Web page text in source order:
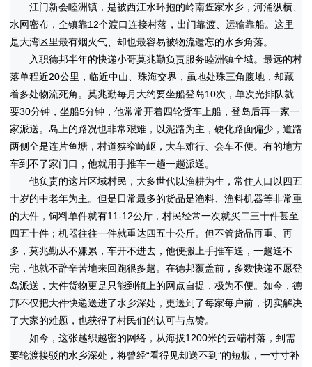
江门新会睦洲镇，是被西江水环抱的岭南疍家水乡，河涌纵横、
水网密布，全镇靠12个渡口连接村落，出门靠渡、运输靠船。这里
是大湾区里最有烟火气、却也最容易被物流遗忘的水乡角落。
入职德邦半年的快递小哥莫兆勤负责服务睦洲镇全域。最远的村
落单程近20公里，临近中山、珠海交界，虽地处珠三角腹地，却藏
着多处物流死角。莫兆勤每月大约要坐船登岛10次，单次光排队就
要30分钟，坐船5分钟，他常常开着四轮货车上船，登岛后再一家一
家派送。岛上的路况也非常艰难，以泥路为主，硬化路面偏少，道路
两侧全是连片鱼塘，村道狭窄崎岖，大车难行、会车不便。有的地方
车到不了家门口，他就用手推车一趟一趟派送。
他负责的这片区域村民，大多世代以渔耕为生，常住人口以四五
十岁的中老年为主。但是日常最多的货品是渔料、渔料机器等非常重
的大件，饲料单件就有11-12公斤，村民经常一次就买二三十件甚至
四五十件；机器往往一件就重达四五十公斤。但不管货品再重、再
多，莫兆勤从不嫌累，车开不进去，他便搬上手推车送，一趟送不
完，他就不辞辛苦地来回跑很多趟。在德邦覆盖前，多数快递不愿登
岛派送，大件货物更是只能到镇上的网点自提，极为不便。如今，德
邦不仅把大件快递送进了水乡深处，更送到了每家每户前，切实解决
了大家的难题，也获得了村民们的认可与点赞。
如今，这张越织越密的网络，从海拔1200米的云端村落，到需
要轮渡接驳的水乡深处，将曾经“看得见却送不到”的短板，一寸寸补